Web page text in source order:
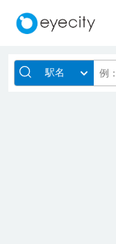
駅名